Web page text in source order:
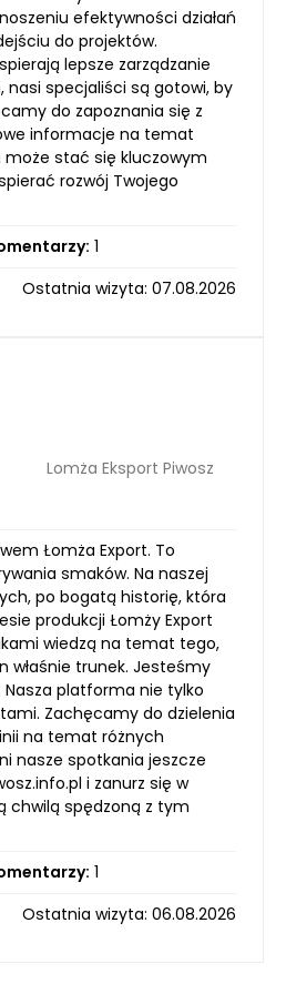
efektywności działań
do projektów.
lepsze zarządzanie
specjaliści są gotowi, by
do zapoznania się z
informacje na temat
może stać się kluczowym
rozwój Twojego
1
Ostatnia wizyta: 07.08.2026
Lomża Eksport Piwosz
Łomża Export. To
smaków. Na naszej
po bogatą historię, która
produkcji Łomży Export
wiedzą na temat tego,
właśnie trunek. Jesteśmy
platforma nie tylko
Zachęcamy do dzielenia
na temat różnych
nasze spotkania jeszcze
i zanurz się w
chwilą spędzoną z tym
1
Ostatnia wizyta: 06.08.2026